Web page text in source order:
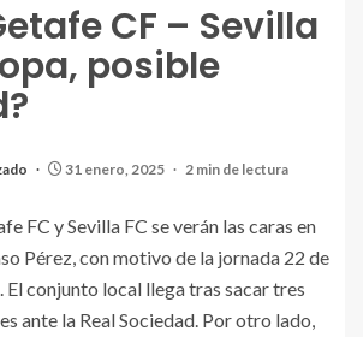
CF – Sevilla
posible
31 enero, 2025 2 min de lectura
FC y Sevilla FC se verán las caras en
Pérez, con motivo de la jornada 22 de
El conjunto local llega tras sacar tres
ante la Real Sociedad. Por otro lado,